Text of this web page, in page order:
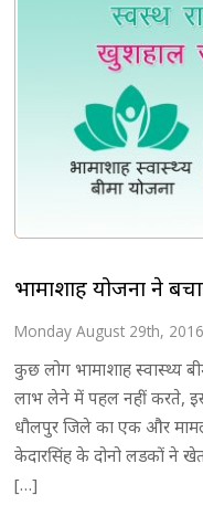
भामाशाह योजना ने
Monday August 29th, 2016
कुछ लोग भामाशाह स्वास्थ्य
लाभ लेने में पहल नहीं करते,
धौलपुर जिले का एक और
केदारसिंह के दोनो लडकों ने
[…]